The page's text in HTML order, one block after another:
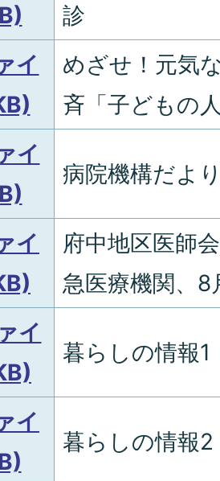
診
イ
めざせ！元気
斉「子どもの
イ
病院機構だよ
イ
府中地区医師
急医療機関、8
イ
暮らしの情報1
イ
暮らしの情報2